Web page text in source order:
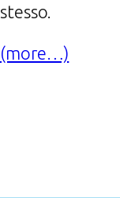
stesso.
(more…)